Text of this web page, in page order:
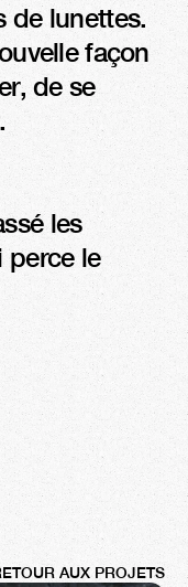
de lunettes.
façon
de se
les
perce le
AUX PROJETS